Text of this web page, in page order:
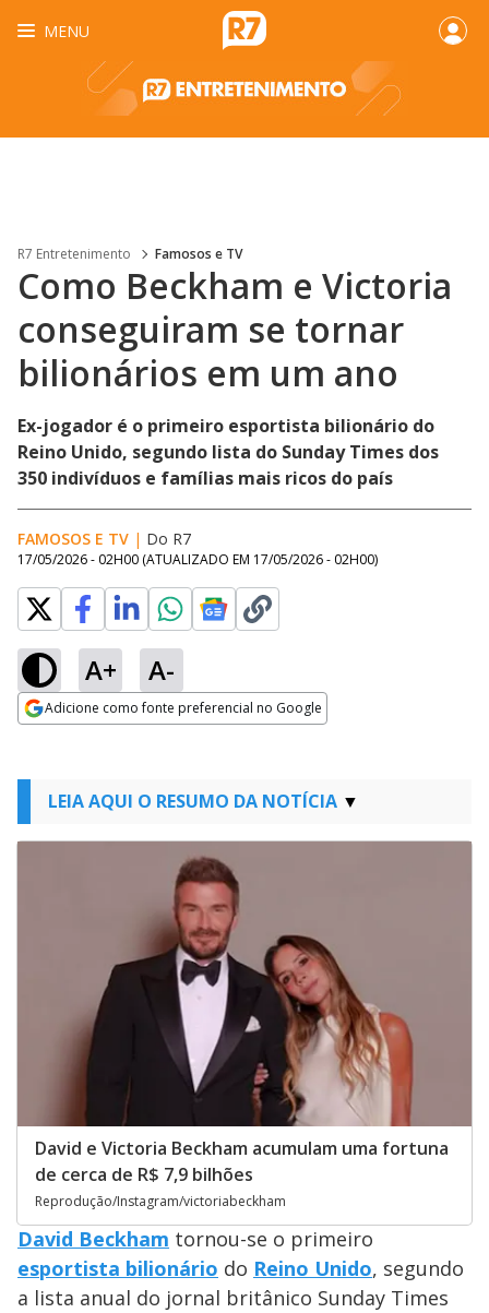
MENU
R7 Entretenimento Famosos e TV
Como Beckham e Victoria
conseguiram se tornar
bilionários em um ano
Ex-jogador é o primeiro esportista bilionário do
Reino Unido, segundo lista do Sunday Times dos
350 indivíduos e famílias mais ricos do país
FAMOSOS E TV | Do R7
17/05/2026 - 02H00 (ATUALIZADO EM 17/05/2026 - 02H00)
A+ A-
Adicione como fonte preferencial no Google
LEIA AQUI O RESUMO DA NOTÍCIA
David e Victoria Beckham acumulam uma fortuna
de cerca de R$ 7,9 bilhões
Reprodução/Instagram/victoriabeckham
David Beckham tornou-se o primeiro
esportista bilionário do Reino Unido, segundo
a lista anual do jornal britânico Sunday Times